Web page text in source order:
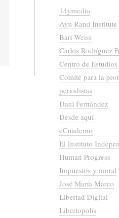
14ymedio
Ayn Rand Institute
Bari Weiss
Carlos Rodríguez
Centro de
Comité para la
periodistas
Dani Fernández
Desde aquí
eCuaderno
El Instituto
Human Progress
Impuestos y moral
José María Marco
Libertad Digital
Libertopolis